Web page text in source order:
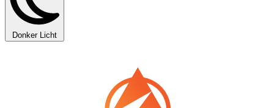
Donker Licht